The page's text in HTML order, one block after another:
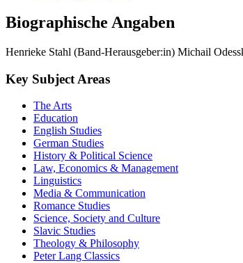
Biographische Angaben
Henrieke Stahl (Band-Herausgeber:in) Michail
Key Subject Areas
The Arts
Education
English Studies
German Studies
History & Political Science
Law, Economics & Management
Linguistics
Media & Communication
Romance Studies
Science, Society and Culture
Slavic Studies
Theology & Philosophy
Peter Lang Classics